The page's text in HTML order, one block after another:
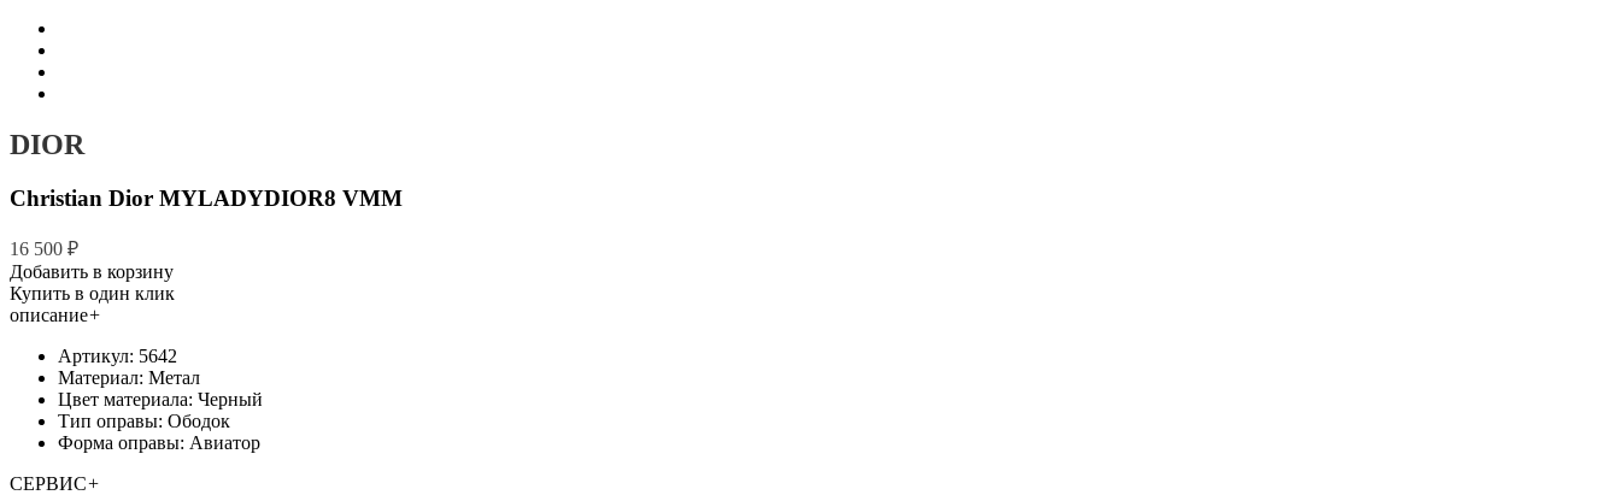
DIOR
Christian Dior MYLADYDIOR8 VMM
16 500 ₽
Добавить в корзину
Купить в один клик
описание+
Артикул: 5642
Материал: Метал
Цвет материала: Черный
Тип оправы: Ободок
Форма оправы: Авиатор
СЕРВИС+